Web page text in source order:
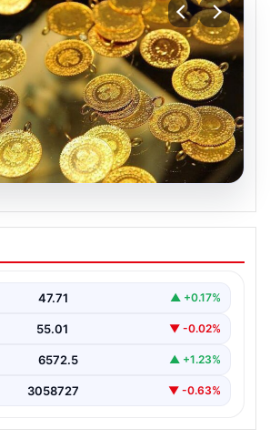
Güncel Altın Fiyatları ve
nedeniyle dalgalı seyirler yaşamaya
47.71 ▲ +0.17%
55.01 ▼ -0.02%
6572.5 ▲ +1.23%
3058727 ▼ -0.63%